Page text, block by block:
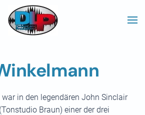
in den legendären John Sinclair
Braun) einer der drei